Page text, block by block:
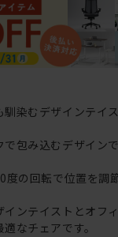
染むデザインテイ
包み込むデザイン
度の回転で位置を調
ンテイストとオフ
なチェアです。